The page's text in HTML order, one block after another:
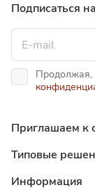
Подписаться
Продолжая,
Приглашаем к
Типовые
Информация